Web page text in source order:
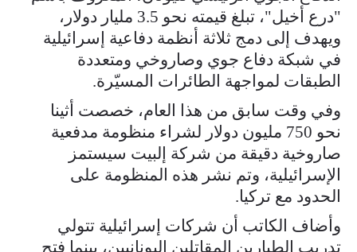
"درع أخيل"، تبلغ قيمته نحو 3.5 مليار دولار،
ويهدف إلى دمج ثلاثة أنظمة دفاعية إسرائيلية
في شبكة دفاع جوي وصاروخي ومتعددة
الطبقات لمواجهة الطائرات المسيّرة.
وفي وقت سابق من هذا العام، خصصت أثينا
نحو 750 مليون دولار لشراء منظومة مدفعية
صاروخية دقيقة من شركة إلبيت سيستمز
الإسرائيلية، وتم نشر هذه المنظومة على
الحدود مع تركيا.
وأضاف الكاتب أن شركات إسرائيلية تتولي
تدريب الطيارين المقاتلين اليونانيين، بينما فتح